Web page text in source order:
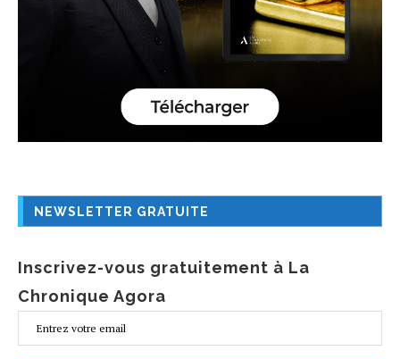
NEWSLETTER GRATUITE
Inscrivez-vous gratuitement à La
Chronique Agora